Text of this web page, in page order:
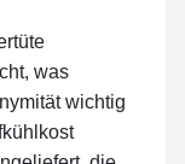
was
wichtig